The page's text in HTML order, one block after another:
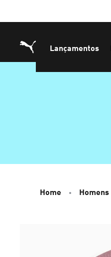
Lançamentos
Home Homens